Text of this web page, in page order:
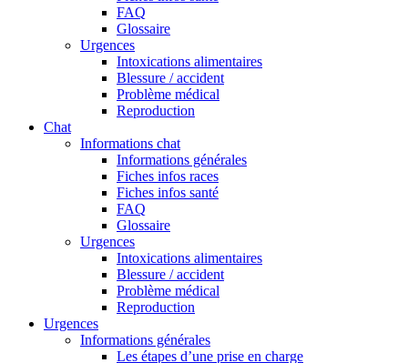
FAQ
Glossaire
Urgences
Intoxications alimentaires
Blessure / accident
Problème médical
Reproduction
Chat
Informations chat
Informations générales
Fiches infos races
Fiches infos santé
FAQ
Glossaire
Urgences
Intoxications alimentaires
Blessure / accident
Problème médical
Reproduction
Urgences
Informations générales
Les étapes d’une prise en charge